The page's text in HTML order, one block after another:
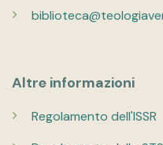
Altre informazioni
Regolamento dell'ISSR